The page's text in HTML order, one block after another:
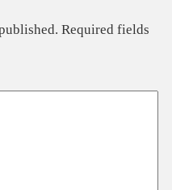
Required fields